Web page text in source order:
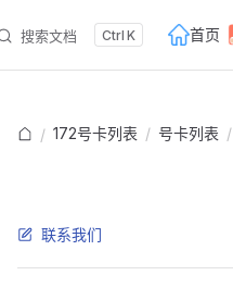
搜索文档 K 首页
/ 172号卡列表 / 号卡列表 /
联系我们